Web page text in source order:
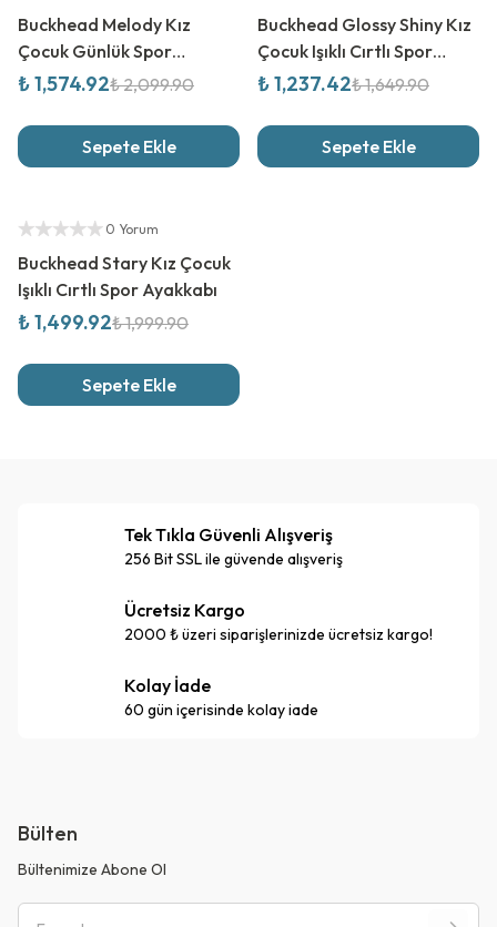
Buckhead Melody Kız
Çocuk Günlük Spor
Ayakkabı
₺ 1,574.92₺ 2,099.90
Sepete Ekle
Buckhead Glossy Shiny Kız
Çocuk Işıklı Cırtlı Spor
Ayakkabı
₺ 1,237.42₺ 1,649.90
Sepete Ekle
Yetkili Satıcı
0 Yorum
Buckhead Stary Kız Çocuk
Işıklı Cırtlı Spor Ayakkabı
₺ 1,499.92₺ 1,999.90
Sepete Ekle
Tek Tıkla Güvenli Alışveriş
256 Bit SSL ile güvende alışveriş
Ücretsiz Kargo
2000 ₺ üzeri siparişlerinizde ücretsiz kargo!
Kolay İade
60 gün içerisinde kolay iade
Bülten
Bültenimize Abone Ol